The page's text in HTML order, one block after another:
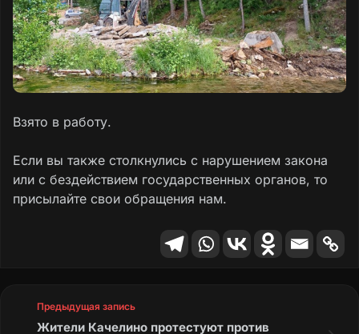
Взято в работу.
Если вы также столкнулись с нарушением закона
или с бездействием государственных органов, то
присылайте свои обращения нам.
Предыдущая запись
Жители Качелино протестуют против